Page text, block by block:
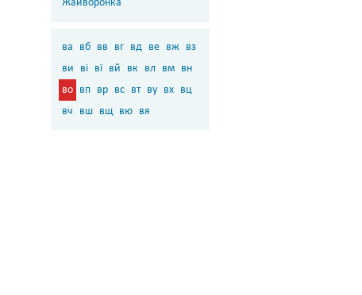
Жайворонка
ва вб вв вг вд ве вж вз
ви
ві вї вй вк вл вм вн
во вп вр вс вт ву вх вц
вч
вш вщ вю вя